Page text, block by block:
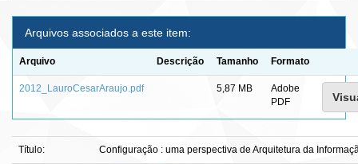
Arquivos associados a este item:
Arquivo Descrição Tamanho Formato
2012_LauroCesarAraujo.pdf 5,87 MB
Adobe
PDF
Título: Configuração : uma perspectiva de Arquitetura da